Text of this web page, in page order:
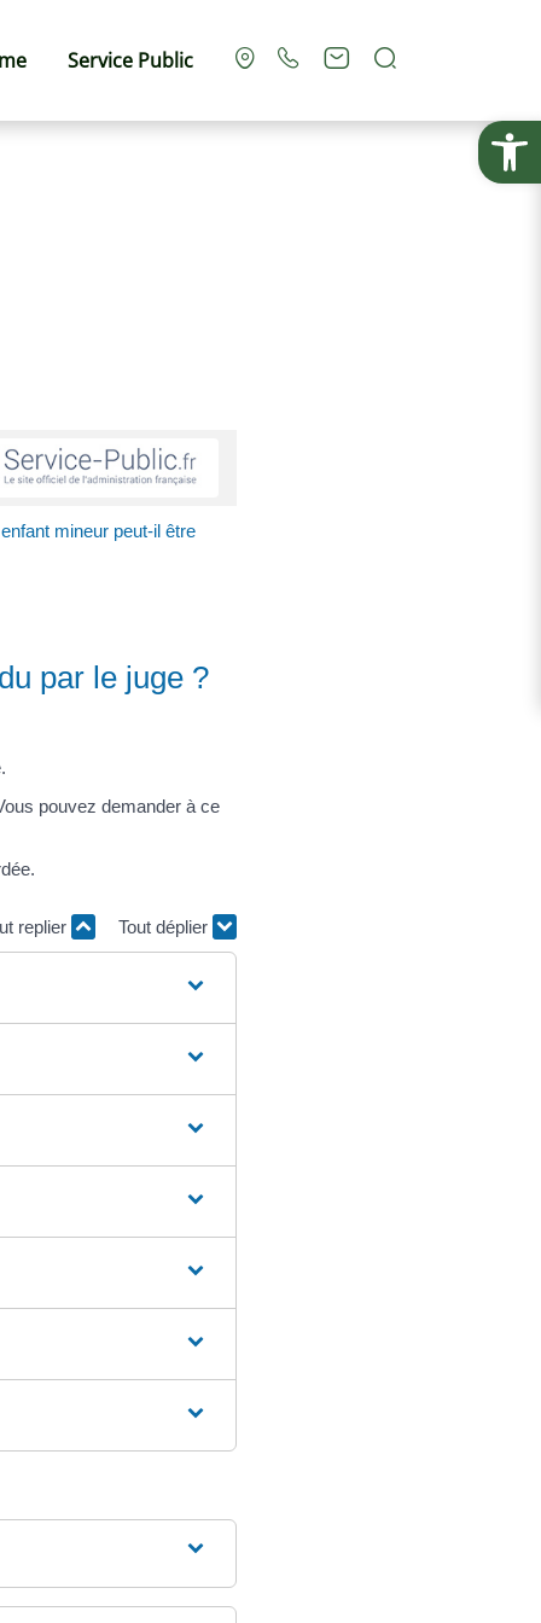
Ouvrir
Service Public
mineur peut-il être
par le juge ?
pouvez demander à ce
replier Tout déplier